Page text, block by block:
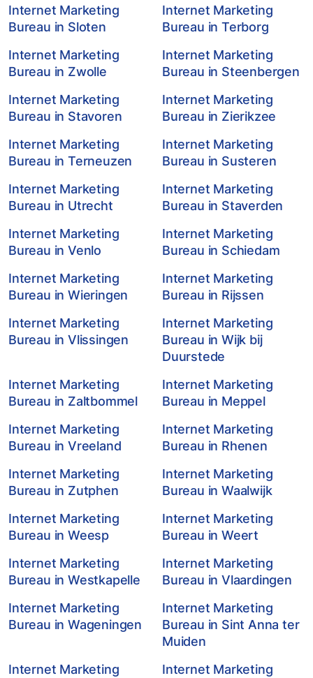
Internet Marketing
Bureau in Sloten
Internet Marketing
Bureau in Terborg
Internet Marketing
Bureau in Zwolle
Internet Marketing
Bureau in Steenbergen
Internet Marketing
Bureau in Stavoren
Internet Marketing
Bureau in Zierikzee
Internet Marketing
Bureau in Terneuzen
Internet Marketing
Bureau in Susteren
Internet Marketing
Bureau in Utrecht
Internet Marketing
Bureau in Staverden
Internet Marketing
Bureau in Venlo
Internet Marketing
Bureau in Schiedam
Internet Marketing
Bureau in Wieringen
Internet Marketing
Bureau in Rijssen
Internet Marketing
Bureau in Vlissingen
Internet Marketing
Bureau in Wijk bij
Duurstede
Internet Marketing
Bureau in Zaltbommel
Internet Marketing
Bureau in Meppel
Internet Marketing
Bureau in Vreeland
Internet Marketing
Bureau in Rhenen
Internet Marketing
Bureau in Zutphen
Internet Marketing
Bureau in Waalwijk
Internet Marketing
Bureau in Weesp
Internet Marketing
Bureau in Weert
Internet Marketing
Bureau in Westkapelle
Internet Marketing
Bureau in Vlaardingen
Internet Marketing
Bureau in Wageningen
Internet Marketing
Bureau in Sint Anna ter
Muiden
Internet Marketing
Internet Marketing